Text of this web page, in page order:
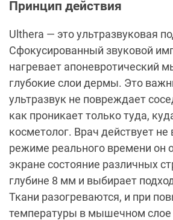
Принцип действия
Ulthera — это ультразвуковая
Сфокусированный звуковой
нагревает апоневротический
глубокие слои дермы. Это
ультразвук не повреждает
как проникает только туда,
косметолог. Врач действует не
режиме реального времени он
экране состояние различных
глубине 8 мм и выбирает
Ткани разогреваются, и при
температуры в мышечном